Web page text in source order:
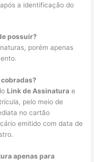
a identificação do
possuir?
porém apenas
Link de Assinatura e
pelo meio de
no cartão
emitido com data de
apenas para